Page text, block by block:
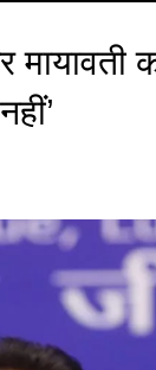
मायावती